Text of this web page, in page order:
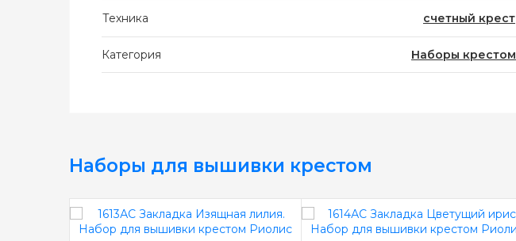
Техника счетный крест
Категория Наборы крестом
Наборы для вышивки крестом